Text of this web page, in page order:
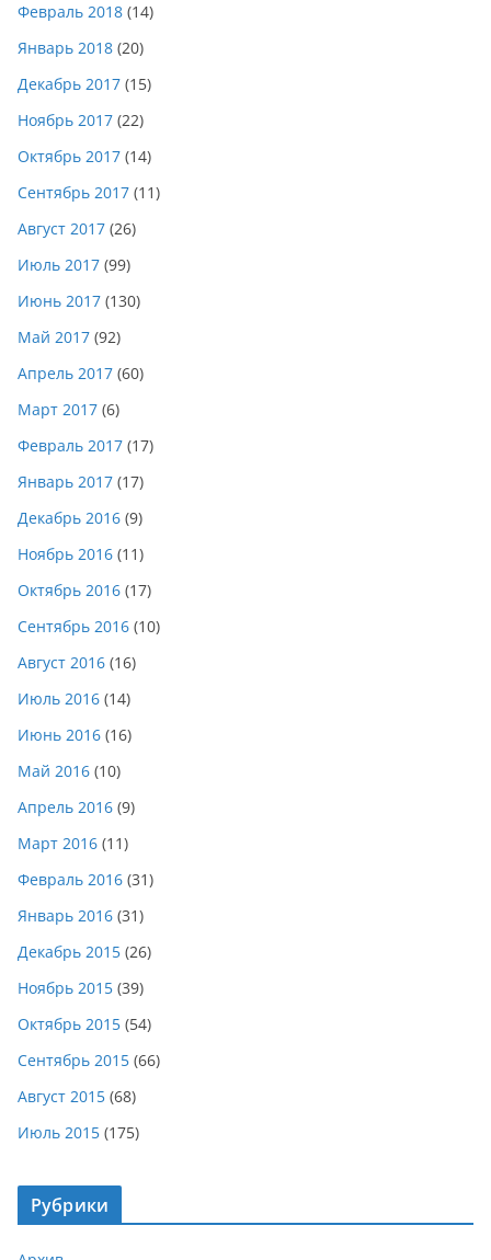
Февраль 2018 (14)
Январь 2018 (20)
Декабрь 2017 (15)
Ноябрь 2017 (22)
Октябрь 2017 (14)
Сентябрь 2017 (11)
Август 2017 (26)
Июль 2017 (99)
Июнь 2017 (130)
Май 2017 (92)
Апрель 2017 (60)
Март 2017 (6)
Февраль 2017 (17)
Январь 2017 (17)
Декабрь 2016 (9)
Ноябрь 2016 (11)
Октябрь 2016 (17)
Сентябрь 2016 (10)
Август 2016 (16)
Июль 2016 (14)
Июнь 2016 (16)
Май 2016 (10)
Апрель 2016 (9)
Март 2016 (11)
Февраль 2016 (31)
Январь 2016 (31)
Декабрь 2015 (26)
Ноябрь 2015 (39)
Октябрь 2015 (54)
Сентябрь 2015 (66)
Август 2015 (68)
Июль 2015 (175)
Рубрики